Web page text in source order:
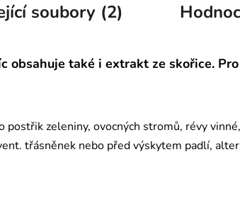
soubory (2)
obsahuje také i extrakt ze skořice.
zeleniny, ovocných stromů, révy
třásněnek nebo před výskytem padlí,